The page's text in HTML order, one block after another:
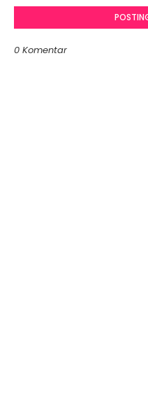
0 Komentar